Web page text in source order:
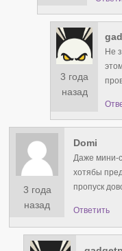
3 года
назад
Не
3 года
назад
Domi
Даже мини-
хотябы
пропуск
Ответить